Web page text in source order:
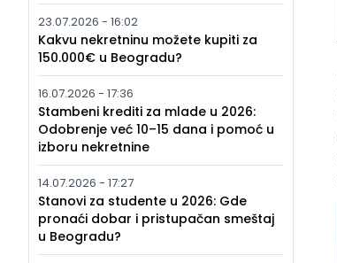
23.07.2026 - 16:02
Kakvu nekretninu možete kupiti za
150.000€ u Beogradu?
16.07.2026 - 17:36
Stambeni krediti za mlade u 2026:
Odobrenje već 10–15 dana i pomoć u
izboru nekretnine
14.07.2026 - 17:27
Stanovi za studente u 2026: Gde
pronaći dobar i pristupačan smeštaj
u Beogradu?